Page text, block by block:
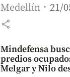
Medellín 21/
share
Mindefensa
predios
Melgar y Nilo